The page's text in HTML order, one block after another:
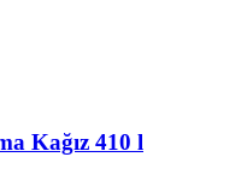
Kağız 410 l